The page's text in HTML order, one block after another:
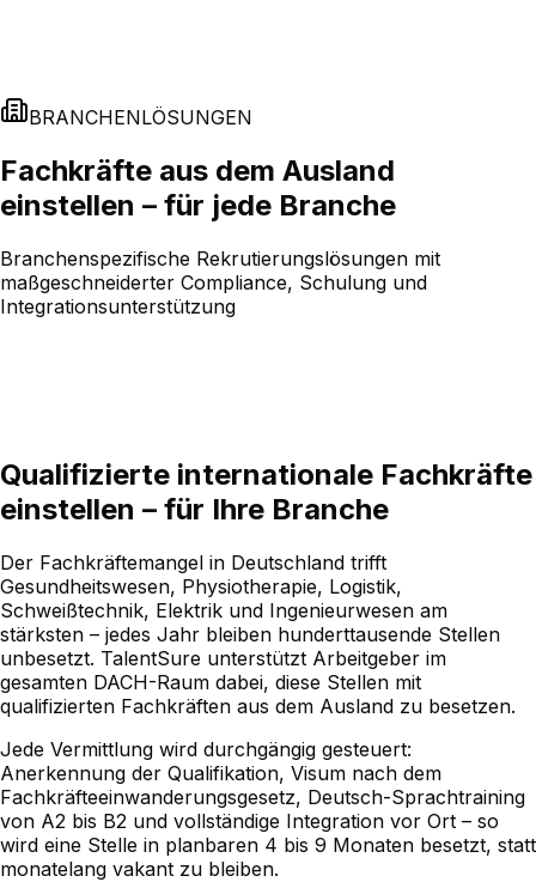
BRANCHENLÖSUNGEN
Fachkräfte aus dem Ausland
einstellen – für jede Branche
Branchenspezifische Rekrutierungslösungen mit
maßgeschneiderter Compliance, Schulung und
Integrationsunterstützung
Qualifizierte internationale Fachkräfte
einstellen – für Ihre Branche
Der Fachkräftemangel in Deutschland trifft
Gesundheitswesen, Physiotherapie, Logistik,
Schweißtechnik, Elektrik und Ingenieurwesen am
stärksten – jedes Jahr bleiben hunderttausende Stellen
unbesetzt. TalentSure unterstützt Arbeitgeber im
gesamten DACH-Raum dabei, diese Stellen mit
qualifizierten Fachkräften aus dem Ausland zu besetzen.
Jede Vermittlung wird durchgängig gesteuert:
Anerkennung der Qualifikation, Visum nach dem
Fachkräfteeinwanderungsgesetz, Deutsch-Sprachtraining
von A2 bis B2 und vollständige Integration vor Ort – so
wird eine Stelle in planbaren 4 bis 9 Monaten besetzt, statt
monatelang vakant zu bleiben.